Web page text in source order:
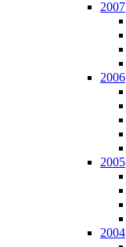
2007
2006
2005
2004